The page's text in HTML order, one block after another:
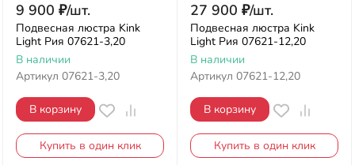
9 900 ₽/шт.
Подвесная люстра Kink
Light Рия 07621-3,20
В наличии
Артикул 07621-3,20
В корзину
Купить в один клик
27 900 ₽/шт.
Подвесная люстра Kink
Light Рия 07621-12,20
В наличии
Артикул 07621-12,20
В корзину
Купить в один клик